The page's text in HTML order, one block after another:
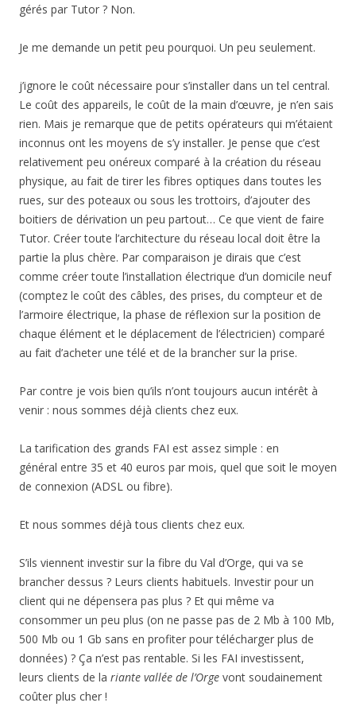
gérés par Tutor ? Non.
Je me demande un petit peu pourquoi. Un peu seulement.
j’ignore le coût nécessaire pour s’installer dans un tel central.
Le coût des appareils, le coût de la main d’œuvre, je n’en sais
rien. Mais je remarque que de petits opérateurs qui m’étaient
inconnus ont les moyens de s’y installer. Je pense que c’est
relativement peu onéreux comparé à la création du réseau
physique, au fait de tirer les fibres optiques dans toutes les
rues, sur des poteaux ou sous les trottoirs, d’ajouter des
boitiers de dérivation un peu partout… Ce que vient de faire
Tutor. Créer toute l’architecture du réseau local doit être la
partie la plus chère. Par comparaison je dirais que c’est
comme créer toute l’installation électrique d’un domicile neuf
(comptez le coût des câbles, des prises, du compteur et de
l’armoire électrique, la phase de réflexion sur la position de
chaque élément et le déplacement de l’électricien) comparé
au fait d’acheter une télé et de la brancher sur la prise.
Par contre je vois bien qu’ils n’ont toujours aucun intérêt à
venir : nous sommes déjà clients chez eux.
La tarification des grands FAI est assez simple : en
général entre 35 et 40 euros par mois, quel que soit le moyen
de connexion (ADSL ou fibre).
Et nous sommes déjà tous clients chez eux.
S’ils viennent investir sur la fibre du Val d’Orge, qui va se
brancher dessus ? Leurs clients habituels. Investir pour un
client qui ne dépensera pas plus ? Et qui même va
consommer un peu plus (on ne passe pas de 2 Mb à 100 Mb,
500 Mb ou 1 Gb sans en profiter pour télécharger plus de
données) ? Ça n’est pas rentable. Si les FAI investissent,
leurs clients de la riante vallée de l’Orge vont soudainement
coûter plus cher !